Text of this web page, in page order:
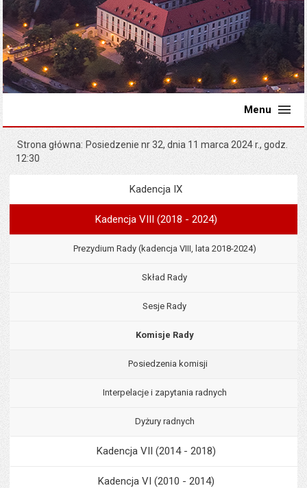
Menu
Strona główna Posiedzenie nr 32, dnia 11 marca 2024 r., godz.
12:30
Menu
Kadencja IX
Kadencja VIII (2018 - 2024)
Prezydium Rady (kadencja VIII, lata 2018-2024)
Skład Rady
Sesje Rady
Komisje Rady
Posiedzenia komisji
Interpelacje i zapytania radnych
Dyżury radnych
Kadencja VII (2014 - 2018)
Kadencja VI (2010 - 2014)